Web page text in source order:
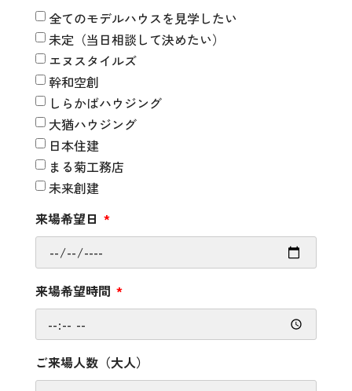
全てのモデルハウスを見学したい
未定（当日相談して決めたい）
エヌスタイルズ
幹和空創
しらかばハウジング
大猶ハウジング
日本住建
まる菊工務店
未来創建
来場希望日
来場希望時間
ご来場人数（大人）